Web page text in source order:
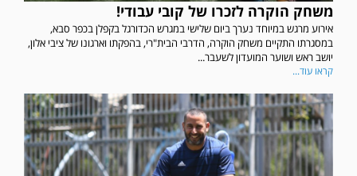
משחק הוקרה לזכרו של קובי עבודי!
אירוע מרגש במיוחד נערך ביום שלישי במגרש הכדורגל בקפלן בכפר סבא,
במסגרתו התקיים משחק הוקרה, הדרבי הבית"רי, בהפקתו וארגונו של ציבי אלון,
יושב ראש ושוער המועדון לשעבר...
קראו עוד...